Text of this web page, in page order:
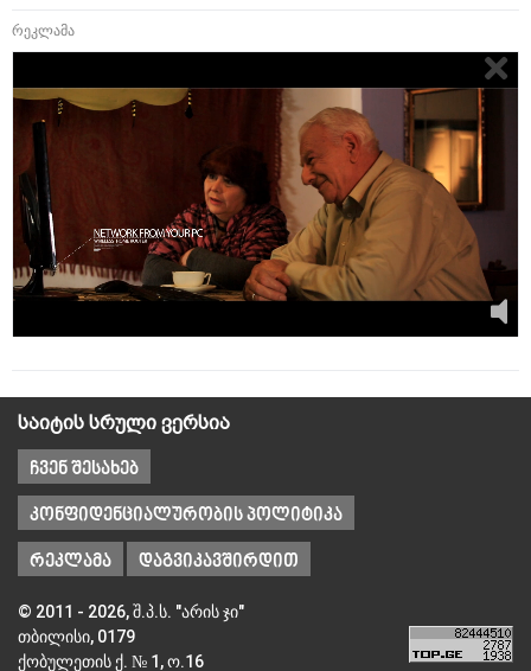
რეკლამა
საიტის სრული ვერსია
ჩვენ შესახებ
კონფიდენციალურობის პოლიტიკა
რეკლამა დაგვიკავშირდით
© 2011 - 2026, შ.პ.ს. "არის ჯი"
თბილისი, 0179
ქობულეთის ქ. № 1, ო.16